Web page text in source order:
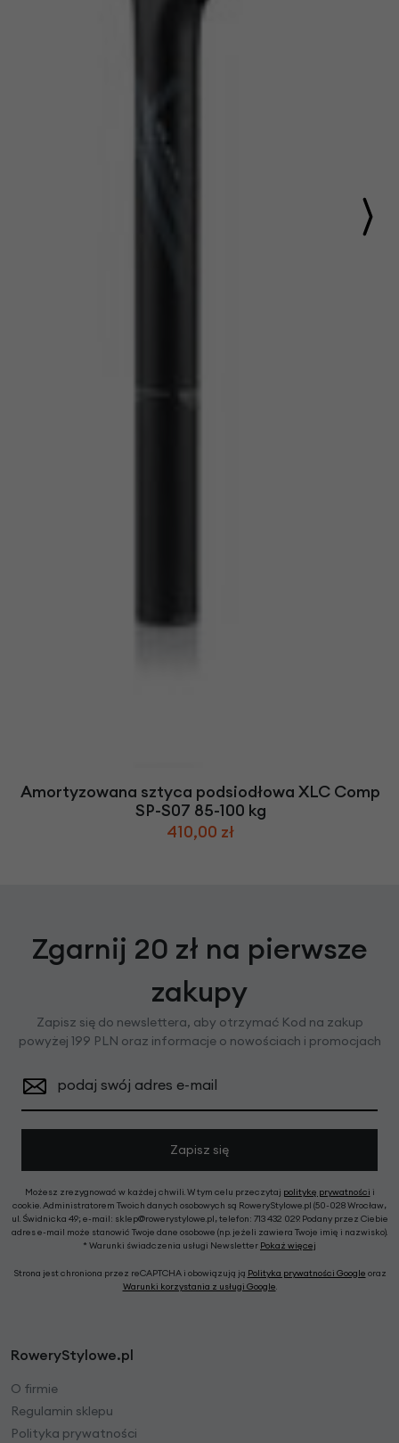
Amortyzowana sztyca podsiodłowa XLC Comp
SP-S07 85-100 kg
410,00 zł
Zgarnij 20 zł na pierwsze
zakupy
Zapisz się do newslettera, aby otrzymać Kod na zakup
powyżej 199 PLN oraz informacje o nowościach i promocjach
podaj swój adres e-mail
Zapisz się
Możesz zrezygnować w każdej chwili. W tym celu przeczytaj politykę prywatności i
cookie. Administratorem Twoich danych osobowych są RoweryStylowe.pl (50-028 Wrocław,
ul. Świdnicka 49; e-mail: sklep@rowerystylowe.pl, telefon: 713 432 029. Podany przez Ciebie
adres e-mail może stanowić Twoje dane osobowe (np. jeżeli zawiera Twoje imię i nazwisko).
* Warunki świadczenia usługi Newsletter Pokaż więcej
Strona jest chroniona przez reCAPTCHA i obowiązują ją Polityka prywatności Google oraz
Warunki korzystania z usługi Google.
RoweryStylowe.pl
O firmie
Regulamin sklepu
Polityka prywatności